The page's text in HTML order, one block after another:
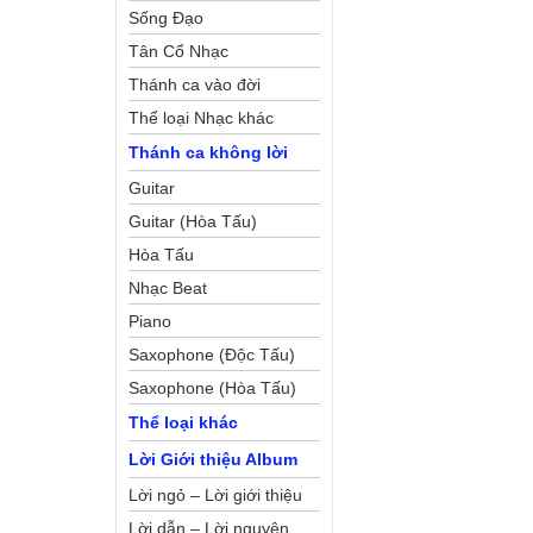
Sống Đạo
Tân Cổ Nhạc
Thánh ca vào đời
Thể loại Nhạc khác
Thánh ca không lời
Guitar
Guitar (Hòa Tấu)
Hòa Tấu
Nhạc Beat
Piano
Saxophone (Độc Tấu)
Saxophone (Hòa Tấu)
Thể loại khác
Lời Giới thiệu Album
Lời ngỏ – Lời giới thiệu
Lời dẫn – Lời nguyện